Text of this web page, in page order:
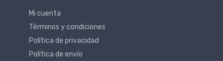
Mi cuenta
Términos y condiciones
Política de privacidad
Política de envío